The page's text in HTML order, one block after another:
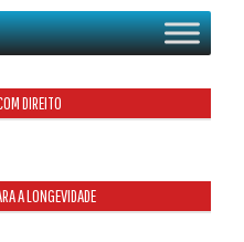
DIREITO
A LONGEVIDADE